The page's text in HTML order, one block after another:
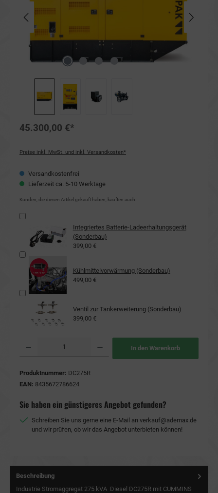
45.300,00 €*
Preise inkl. MwSt. und inkl. Versandkosten*
Versandkostenfrei
Lieferzeit ca. 5-10 Werktage
Kunden, die diesen Artikel gekauft haben, kauften auch:
Integriertes Batterie-Ladeerhaltungsgerät
(Sonderbau)
399,00 €
Kühlmittelvorwärmung (Sonderbau)
499,00 €
Ventil zur Tankerweiterung (Sonderbau)
399,00 €
In den Warenkorb
Produktnummer: DC275R
EAN: 8435672786624
Sie haben ein günstigeres Angebot gefunden?
Schreiben Sie uns gerne eine E-Mail an verkauf@ademax.de
und wir prüfen, ob wir das Angebot unterbieten können!
Beschreibung
Industrie Stromaggregat 275 kVA Diesel DC275R mit CUMMINS